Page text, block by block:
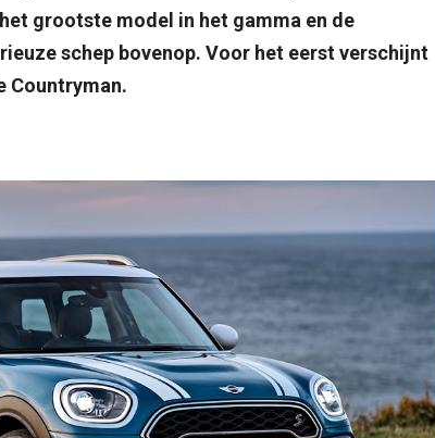
het grootste model in het gamma en de
schep bovenop. Voor het eerst verschijnt
Countryman.